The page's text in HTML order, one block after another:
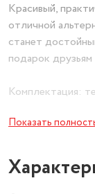
Красивый,
отличной
станет
подарок
Комплектация:
Показать